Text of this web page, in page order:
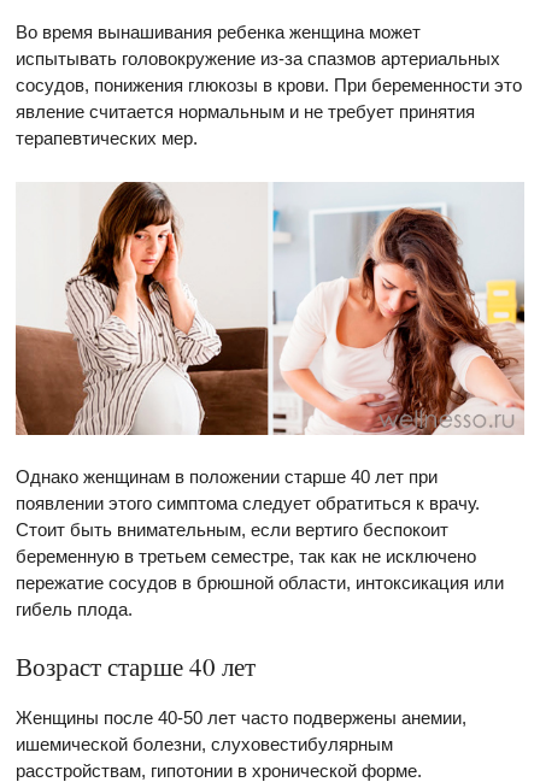
Во время вынашивания ребенка женщина может
испытывать головокружение из-за спазмов артериальных
сосудов, понижения глюкозы в крови. При беременности это
явление считается нормальным и не требует принятия
терапевтических мер.
Однако женщинам в положении старше 40 лет при
появлении этого симптома следует обратиться к врачу.
Стоит быть внимательным, если вертиго беспокоит
беременную в третьем семестре, так как не исключено
пережатие сосудов в брюшной области, интоксикация или
гибель плода.
Возраст старше 40 лет
Женщины после 40-50 лет часто подвержены анемии,
ишемической болезни, слуховестибулярным
расстройствам, гипотонии в хронической форме.